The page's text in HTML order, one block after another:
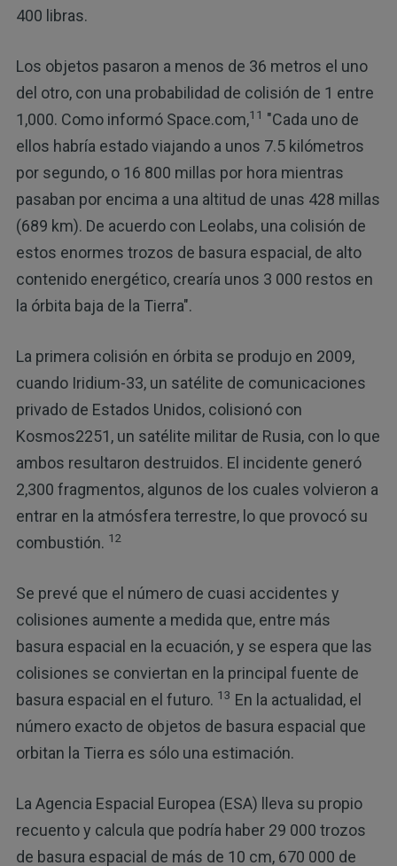
400 libras.
Los objetos pasaron a menos de 36 metros el uno
del otro, con una probabilidad de colisión de 1 entre
1,000. Como informó Space.com,11 "Cada uno de
ellos habría estado viajando a unos 7.5 kilómetros
por segundo, o 16 800 millas por hora mientras
pasaban por encima a una altitud de unas 428 millas
(689 km). De acuerdo con Leolabs, una colisión de
estos enormes trozos de basura espacial, de alto
contenido energético, crearía unos 3 000 restos en
la órbita baja de la Tierra".
La primera colisión en órbita se produjo en 2009,
cuando Iridium-33, un satélite de comunicaciones
privado de Estados Unidos, colisionó con
Kosmos2251, un satélite militar de Rusia, con lo que
ambos resultaron destruidos. El incidente generó
2,300 fragmentos, algunos de los cuales volvieron a
entrar en la atmósfera terrestre, lo que provocó su
combustión. 12
Se prevé que el número de cuasi accidentes y
colisiones aumente a medida que, entre más
basura espacial en la ecuación, y se espera que las
colisiones se conviertan en la principal fuente de
basura espacial en el futuro. 13 En la actualidad, el
número exacto de objetos de basura espacial que
orbitan la Tierra es sólo una estimación.
La Agencia Espacial Europea (ESA) lleva su propio
recuento y calcula que podría haber 29 000 trozos
de basura espacial de más de 10 cm, 670 000 de